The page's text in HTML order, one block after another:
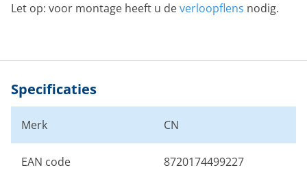
Let op: voor montage heeft u deverloopflens nodig.
Specificaties
Merk CN
EAN code 8720174499227